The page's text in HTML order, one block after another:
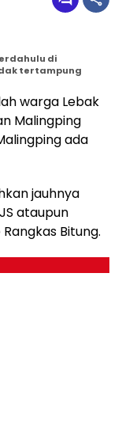
di
tertampung
warga Lebak
Malingping
ada
jauhnya
ataupun
Bitung.